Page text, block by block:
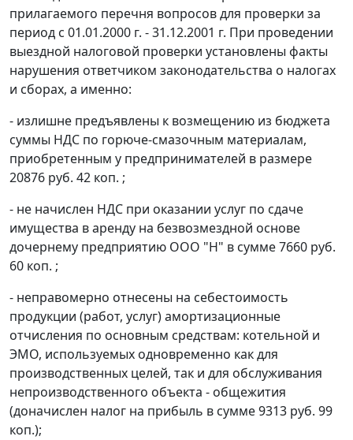
прилагаемого перечня вопросов для проверки за
период с 01.01.2000 г. - 31.12.2001 г. При проведении
выездной налоговой проверки установлены факты
нарушения ответчиком законодательства о налогах
и сборах, а именно:
- излишне предъявлены к возмещению из бюджета
суммы НДС по горюче-смазочным материалам,
приобретенным у предпринимателей в размере
20876 руб. 42 коп. ;
- не начислен НДС при оказании услуг по сдаче
имущества в аренду на безвозмездной основе
дочернему предприятию ООО "Н" в сумме 7660 руб.
60 коп. ;
- неправомерно отнесены на себестоимость
продукции (работ, услуг) амортизационные
отчисления по основным средствам: котельной и
ЭМО, используемых одновременно как для
производственных целей, так и для обслуживания
непроизводственного объекта - общежития
(доначислен налог на прибыль в сумме 9313 руб. 99
коп.);